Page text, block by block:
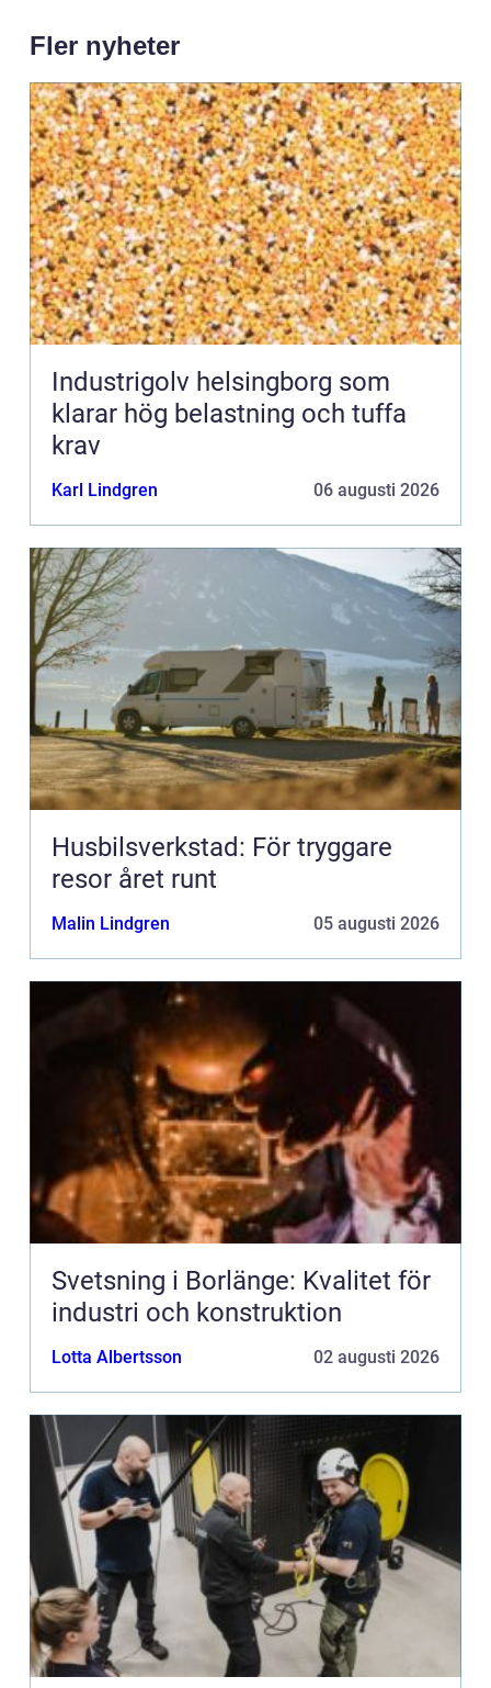
Fler nyheter
Industrigolv helsingborg som
klarar hög belastning och tuffa
krav
Karl Lindgren 06 augusti 2026
Husbilsverkstad: För tryggare
resor året runt
Malin Lindgren 05 augusti 2026
Svetsning i Borlänge: Kvalitet för
industri och konstruktion
Lotta Albertsson 02 augusti 2026